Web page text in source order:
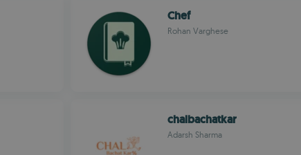
Chef
Rohan Varghese
chalbachatkar
Adarsh Sharma